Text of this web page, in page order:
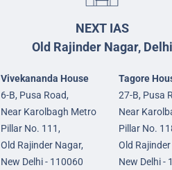
NEXT IAS
Old Rajinder Nagar, Delhi
Vivekananda House
6-B, Pusa Road,
Near Karolbagh Metro
Pillar No. 111,
Old Rajinder Nagar,
New Delhi - 110060
Tagore
27-B, Pusa
Near
Pillar No.
Old
New Delhi -